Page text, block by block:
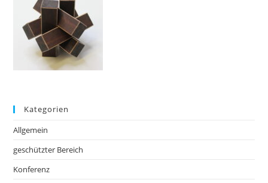
Kategorien
Allgemein
geschützter Bereich
Konferenz